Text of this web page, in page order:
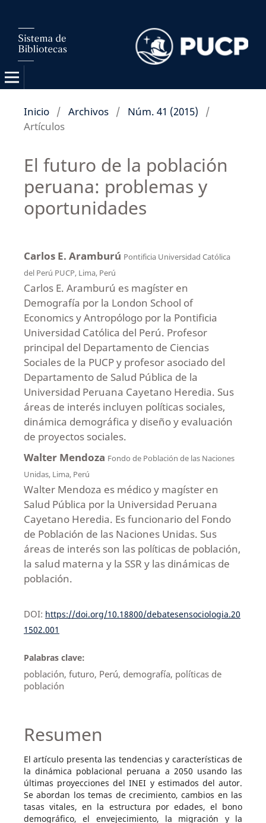
Inicio / Archivos / Núm. 41 (2015)
/
Artículos
El futuro de la población
peruana: problemas y
oportunidades
Carlos E. Aramburú Pontificia Universidad Católica
del Perú PUCP, Lima, Perú
Carlos E. Aramburú es magíster en
Demografía por la London School of
Economics y Antropólogo por la Pontificia
Universidad Católica del Perú. Profesor
principal del Departamento de Ciencias
Sociales de la PUCP y profesor asociado del
Departamento de Salud Pública de la
Universidad Peruana Cayetano Heredia. Sus
áreas de interés incluyen políticas sociales,
dinámica demográfica y diseño y evaluación
de proyectos sociales.
Walter Mendoza Fondo de Población de las Naciones
Unidas, Lima, Perú
Walter Mendoza es médico y magíster en
Salud Pública por la Universidad Peruana
Cayetano Heredia. Es funcionario del Fondo
de Población de las Naciones Unidas. Sus
áreas de interés son las políticas de población,
la salud materna y la SSR y las dinámicas de
población.
DOI: https://doi.org/10.18800/debatesensociologia.20
1502.001
Palabras clave:
población, futuro, Perú, demografía, políticas de
población
Resumen
El artículo presenta las tendencias y características de
la dinámica poblacional peruana a 2050 usando las
últimas proyecciones del INEI y estimados del autor.
Se abordan los temas de crecimiento, cambios en las
tasas vitales, en la estructura por edades, el bono
demográfico, el envejecimiento, la migración y la